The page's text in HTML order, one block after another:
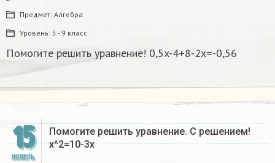
Предмет: Алгебра
Уровень: 5 - 9 класс
Помогите решить уравнение! 0,5x-4+8-2x=-0,56
15
НОЯБРЬ
Помогите решить уравнение. С решением!
x^2=10-3x